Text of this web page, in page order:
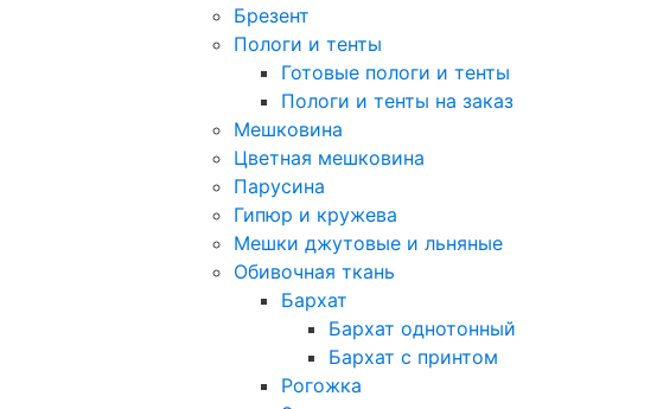
Брезент
Пологи и тенты
Готовые пологи и тенты
Пологи и тенты на заказ
Мешковина
Цветная мешковина
Парусина
Гипюр и кружева
Мешки джутовые и льняные
Обивочная ткань
Бархат
Бархат однотонный
Бархат с принтом
Рогожка